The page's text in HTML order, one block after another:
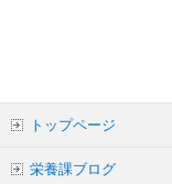
トップページ
栄養課ブログ